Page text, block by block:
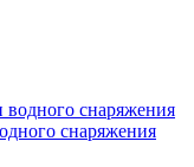
снаряжения